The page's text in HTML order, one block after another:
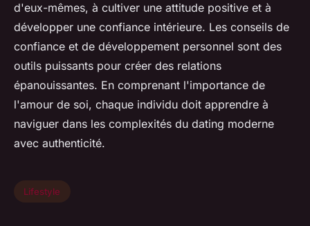
d'eux-mêmes, à cultiver une attitude positive et à
développer une confiance intérieure. Les conseils de
confiance et de développement personnel sont des
outils puissants pour créer des relations
épanouissantes. En comprenant l'importance de
l'amour de soi, chaque individu doit apprendre à
naviguer dans les complexités du dating moderne
avec authenticité.
Lifestyle